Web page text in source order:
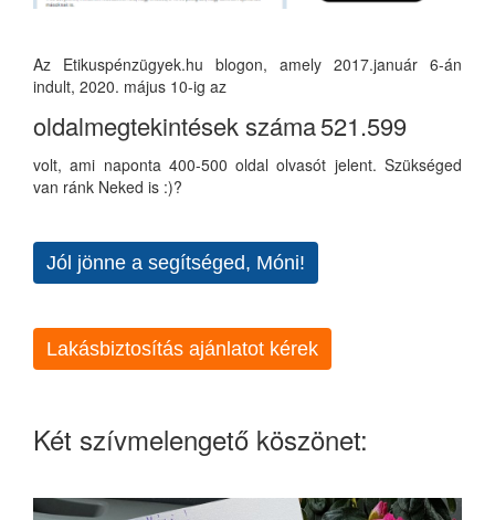
Az Etikuspénzügyek.hu blogon, amely 2017.január 6-án
indult, 2020. május 10-ig az
oldalmegtekintések száma521.599
volt, ami naponta 400-500 oldal olvasót jelent. Szükséged
van ránk Neked is :)?
Jól jönne a segítséged, Móni!
Lakásbiztosítás ajánlatot kérek
Két szívmelengető köszönet: